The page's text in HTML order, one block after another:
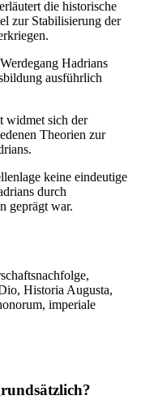
die historische
zur Stabilisierung der
Hadrians
ausführlich
widmet sich der
Theorien zur
keine eindeutige
durch
geprägt war.
Historia Augusta,
imperiale